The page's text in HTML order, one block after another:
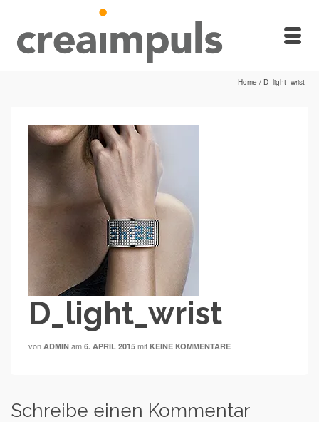
Home / D_light_wrist
D_light_wrist
von ADMIN am 6. APRIL 2015 mit KEINE KOMMENTARE
Schreibe einen Kommentar